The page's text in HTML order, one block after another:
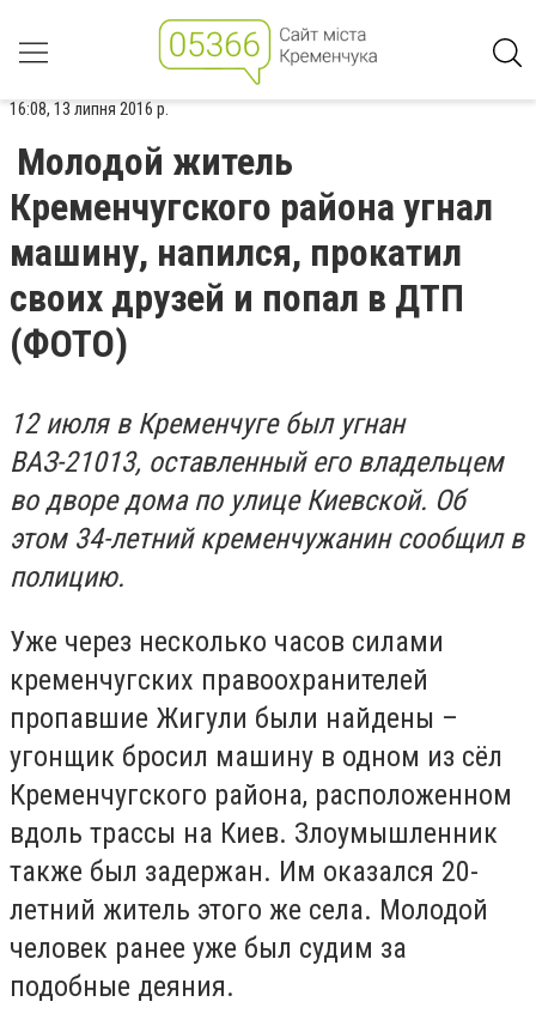
16:08, 13 липня 2016 р.
Молодой житель
Кременчугского района угнал
машину, напился, прокатил
своих друзей и попал в ДТП
(ФОТО)
12 июля в Кременчуге был угнан
ВАЗ-21013, оставленный его владельцем
во дворе дома по улице Киевской. Об
этом 34-летний кременчужанин сообщил в
полицию.
Уже через несколько часов силами
кременчугских правоохранителей
пропавшие Жигули были найдены –
угонщик бросил машину в одном из сёл
Кременчугского района, расположенном
вдоль трассы на Киев. Злоумышленник
также был задержан. Им оказался 20-
летний житель этого же села. Молодой
человек ранее уже был судим за
подобные деяния.